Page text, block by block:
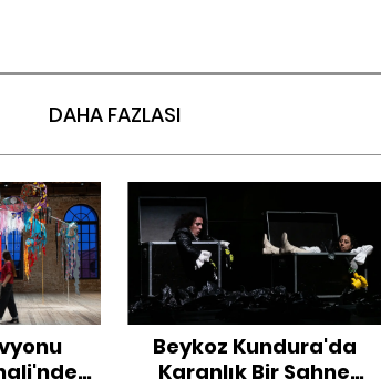
DAHA FAZLASI
Beykoz Kundura'da
Karanlık Bir Sahne